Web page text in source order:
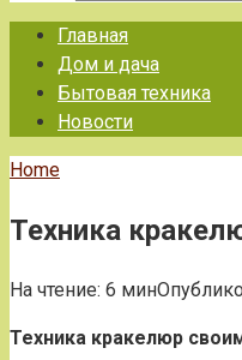
Главная
Дом и дача
Бытовая техника
Новости
Home
Техника
На чтение: 6 мин
Техника кракелюр